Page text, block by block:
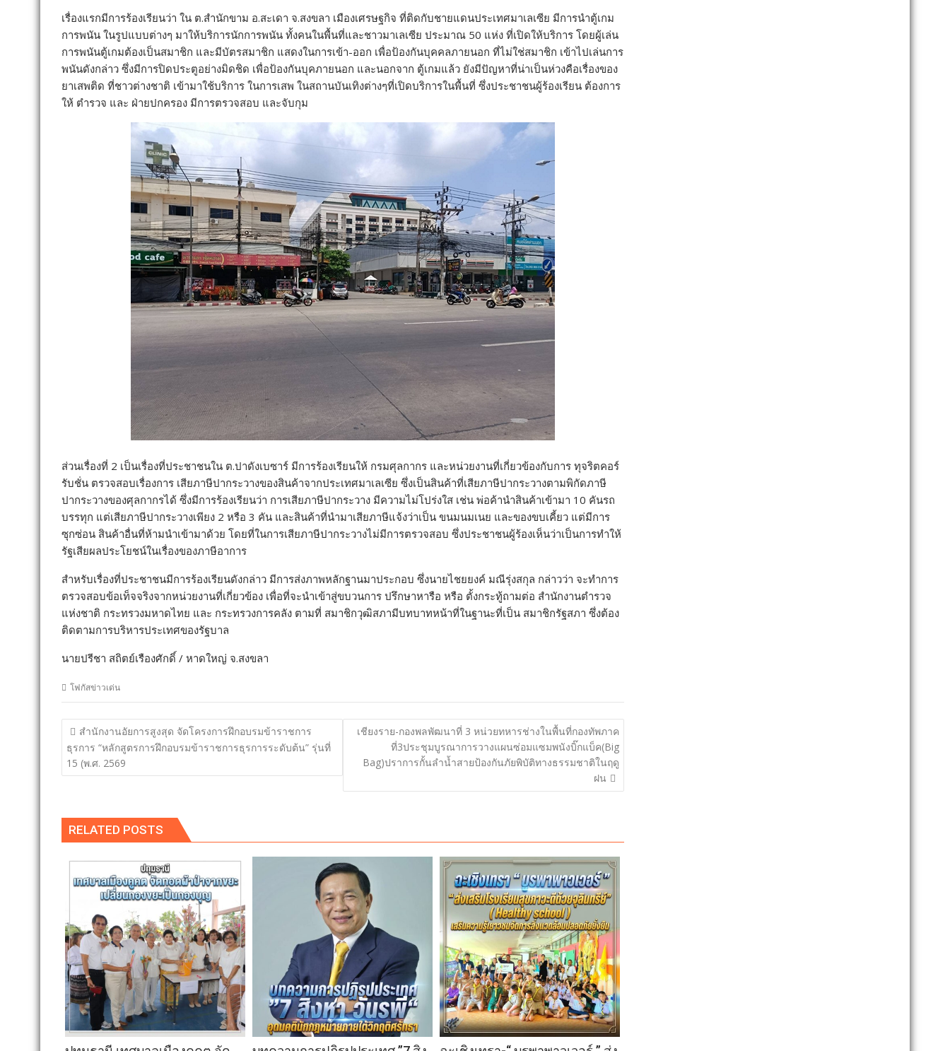
เรื่องแรกมีการร้องเรียนว่า ใน ต.สำนักขาม อ.สะเดา จ.สงขลา เมืองเศรษฐกิจ ที่ติดกับชายแดนประเทศมาเลเซีย มีการนำตู้เกม
การพนัน ในรูปแบบต่างๆ มาให้บริการนักการพนัน ทั้งคนในพื้นที่และชาวมาเลเซีย ประมาณ 50 แห่ง ที่เปิดให้บริการ โดยผู้เล่น
การพนันตู้เกมต้องเป็นสมาชิก และมีบัตรสมาชิก แสดงในการเข้า-ออก เพื่อป้องกันบุคคลภายนอก ที่ไม่ใช่สมาชิก เข้าไปเล่นการ
พนันดังกล่าว ซึ่งมีการปิดประตูอย่างมิดชิด เพื่อป้องกันบุคภายนอก และนอกจาก ตู้เกมแล้ว ยังมีปัญหาที่น่าเป็นห่วงคือเรื่องของ
ยาเสพติด ที่ชาวต่างชาติ เข้ามาใช้บริการ ในการเสพ ในสถานบันเทิงต่างๆที่เปิดบริการในพื้นที่ ซึ่งประชาชนผู้ร้องเรียน ต้องการ
ให้ ตำรวจ และ ฝ่ายปกครอง มีการตรวจสอบ และจับกุม
ส่วนเรื่องที่ 2 เป็นเรื่องที่ประชาชนใน ต.ปาดังเบซาร์ มีการร้องเรียนให้ กรมศุลกากร และหน่วยงานที่เกี่ยวข้องกับการ ทุจริตคอร์
รับชั่น ตรวจสอบเรื่องการ เสียภาษีปากระวางของสินค้าจากประเทศมาเลเซีย ซึ่งเป็นสินค้าที่เสียภาษีปากระวางตามพิกัดภาษี
ปากระวางของศุลกากรได้ ซึ่งมีการร้องเรียนว่า การเสียภาษีปากระวาง มีความไม่โปร่งใส เช่น พ่อค้านำสินค้าเข้ามา 10 คันรถ
บรรทุก แต่เสียภาษีปากระวางเพียง 2 หรือ 3 คัน และสินค้าที่นำมาเสียภาษีแจ้งว่าเป็น ขนมนมเนย และของขบเคี้ยว แต่มีการ
ซุกซ่อน สินค้าอื่นที่ห้ามนำเข้ามาด้วย โดยที่ในการเสียภาษีปากระวางไม่มีการตรวจสอบ ซึ่งประชาชนผู้ร้องเห็นว่าเป็นการทำให้
รัฐเสียผลประโยชน์ในเรื่องของภาษีอาการ
สำหรับเรื่องที่ประชาชนมีการร้องเรียนดังกล่าว มีการส่งภาพหลักฐานมาประกอบ ซึ่งนายไชยยงค์ มณีรุ่งสกุล กล่าวว่า จะทำการ
ตรวจสอบข้อเท็จจริงจากหน่วยงานที่เกี่ยวข้อง เพื่อที่จะนำเข้าสู่ขบวนการ ปรึกษาหารือ หรือ ตั้งกระทู้ถามต่อ สำนักงานตำรวจ
แห่งชาติ กระทรวงมหาดไทย และ กระทรวงการคลัง ตามที่ สมาชิกวุฒิสภามีบทบาทหน้าที่ในฐานะที่เป็น สมาชิกรัฐสภา ซึ่งต้อง
ติดตามการบริหารประเทศของรัฐบาล
นายปรีชา สถิตย์เรืองศักดิ์ / หาดใหญ่ จ.สงขลา
โฟกัสข่าวเด่น
แนะแนว
เรื่อง
สำนักงานอัยการสูงสุด จัดโครงการฝึกอบรมข้าราชการ
ธุรการ “หลักสูตรการฝึกอบรมข้าราชการธุรการระดับต้น” รุ่นที่
15 (พ.ศ. 2569
เชียงราย-กองพลพัฒนาที่ 3 หน่วยทหารช่างในพื้นที่กองทัพภาค
ที่3ประชุมบูรณาการวางแผนซ่อมแซมพนังบิ๊กแบ็ค(Big
Bag)ปราการกั้นลำน้ำสายป้องกันภัยพิบัติทางธรรมชาติในฤดู
ฝน
RELATED POSTS